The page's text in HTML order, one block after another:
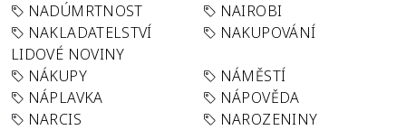
NADÚMRTNOST
NAIROBI
NAKLADATELSTVÍ
LIDOVÉ NOVINY
NAKUPOVÁNÍ
NÁKUPY
NÁMĚSTÍ
NÁPLAVKA
NÁPOVĚDA
NARCIS
NAROZENINY